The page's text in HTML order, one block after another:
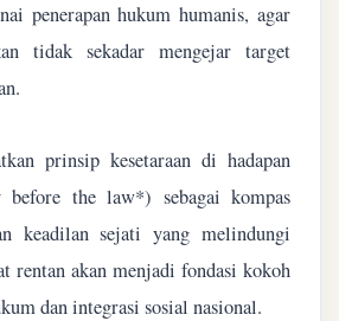
penerapan hukum humanis, agar
tidak sekadar mengejar target
prinsip kesetaraan di hadapan
the law*) sebagai kompas
keadilan sejati yang melindungi
rentan akan menjadi fondasi kokoh
dan integrasi sosial nasional.